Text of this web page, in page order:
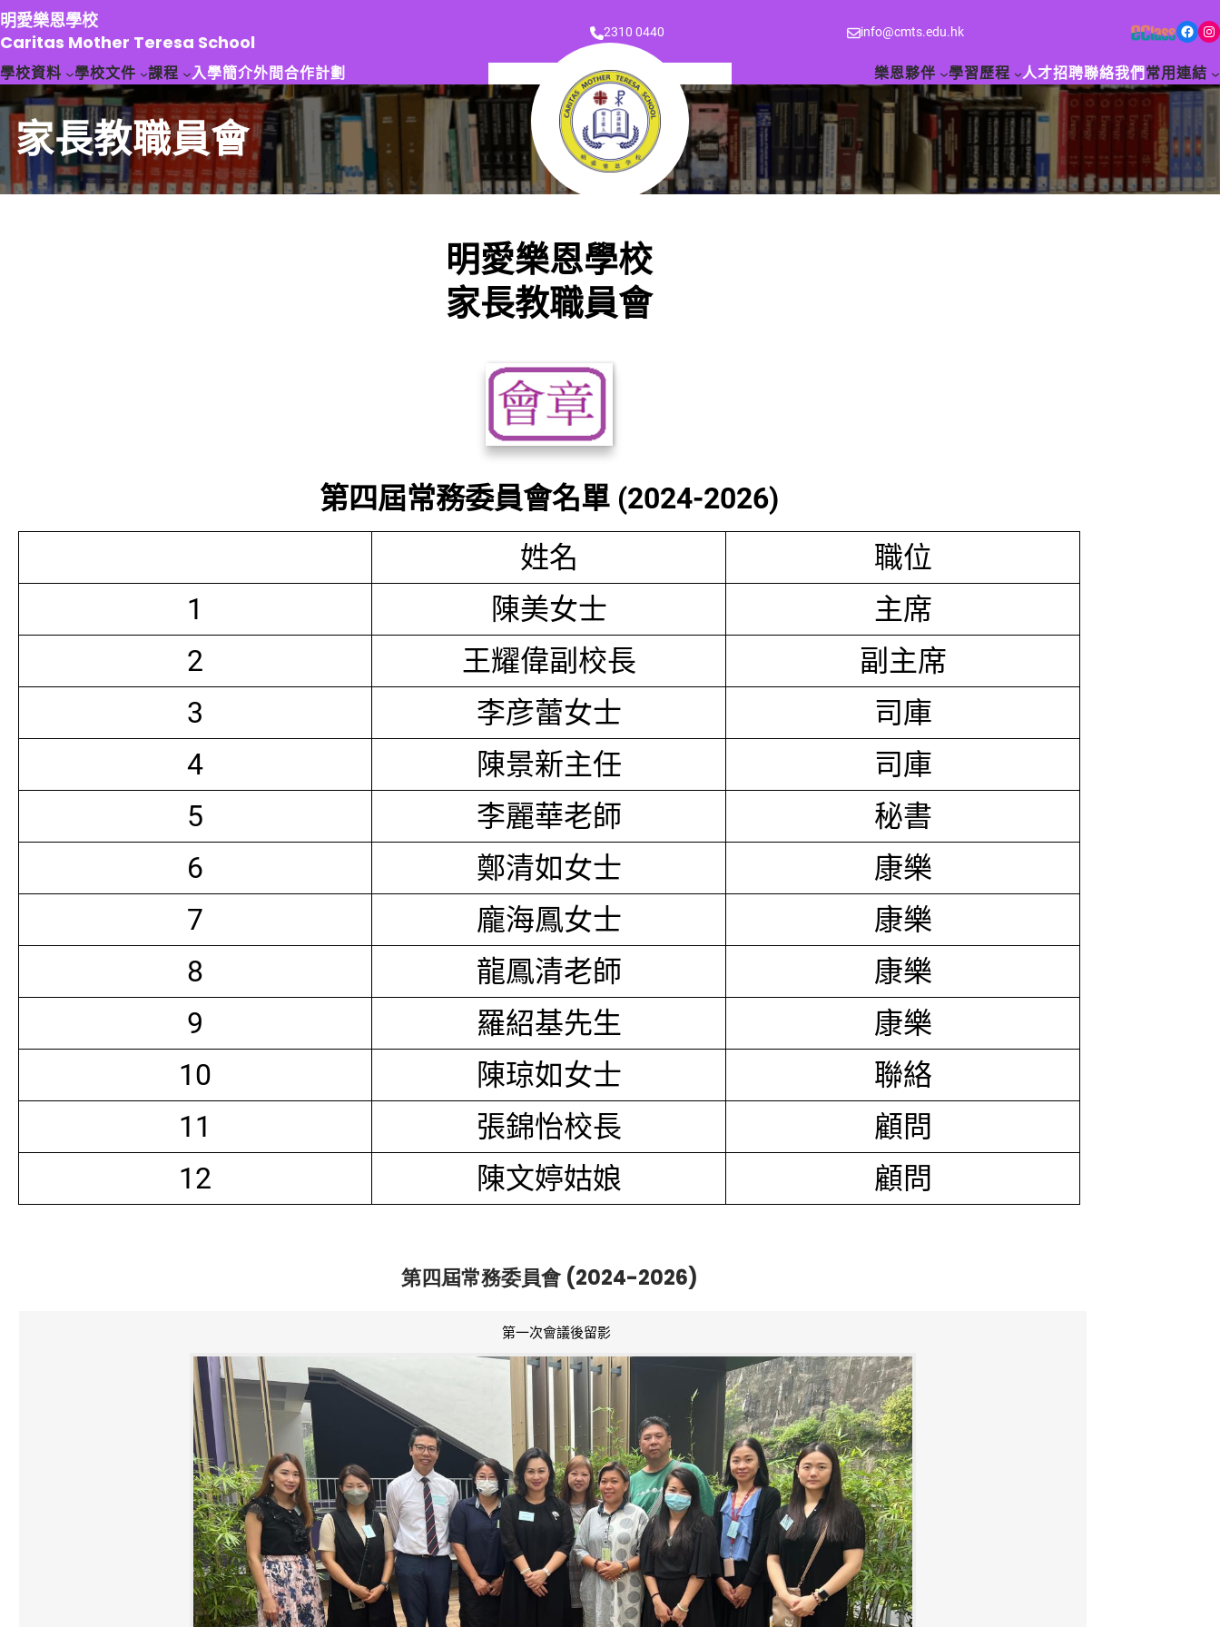
跳
至
主
要
容
明愛樂恩學校
Caritas Mother Teresa School
2310 0440 info@cmts.edu.hk Facebook Instagram
學校資料 學校文件 課程 入學簡介外間合作計劃 樂恩夥伴 學習歷程 人才招聘聯絡我們 常用連結
家長教職員會
明愛樂恩學校
家長教職員會
第四屆常務委員會名單 (2024-2026)
姓名
職位
1
陳美女士
主席
2
王耀偉副校長
副主席
3
李彦蕾女士
司庫
4
陳景新主任
司庫
5
李麗華老師
秘書
6
鄭清如女士
康樂
7
龐海鳳女士
康樂
8
龍鳳清老師
康樂
9
羅紹基先生
康樂
10
陳琼如女士
聯絡
11
張錦怡校長
顧問
12
陳文婷姑娘 顧問
第四屆常務委員會 (2024-2026)
第一次會議後留影